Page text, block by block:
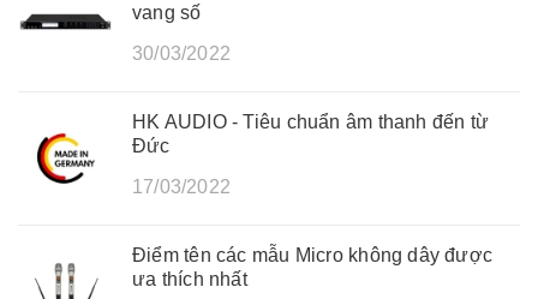
vang số
30/03/2022
HK AUDIO - Tiêu chuẩn âm thanh đến từ
Đức
17/03/2022
Điểm tên các mẫu Micro không dây được
ưa thích nhất